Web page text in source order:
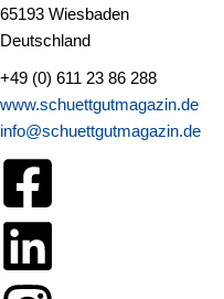
65193 Wiesbaden
Deutschland
+49 (0) 611 23 86 288
www.schuettgutmagazin.de
info@schuettgutmagazin.de